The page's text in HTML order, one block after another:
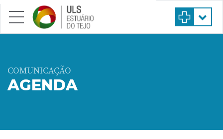
Saltar para conteúdo principal
COMUNICAÇÃO
AGENDA